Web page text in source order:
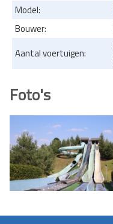
Model:
Bouwer:
Aantal voertuigen:
Foto's